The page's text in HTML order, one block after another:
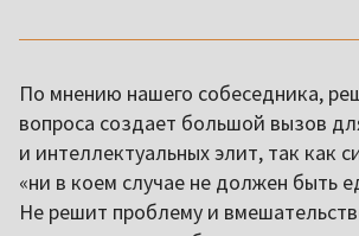
По мнению нашего собеседника,
вопроса создает большой вызов
и интеллектуальных элит, так как
«ни в коем случае не должен быть
Не решит проблему и